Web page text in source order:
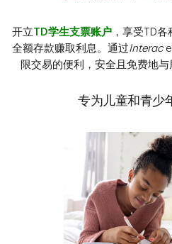
开立TD学生支票账户，享受TD各
全额存款赚取利息。通过Interac
限交易的便利，安全且免费地与
专为儿童和青少